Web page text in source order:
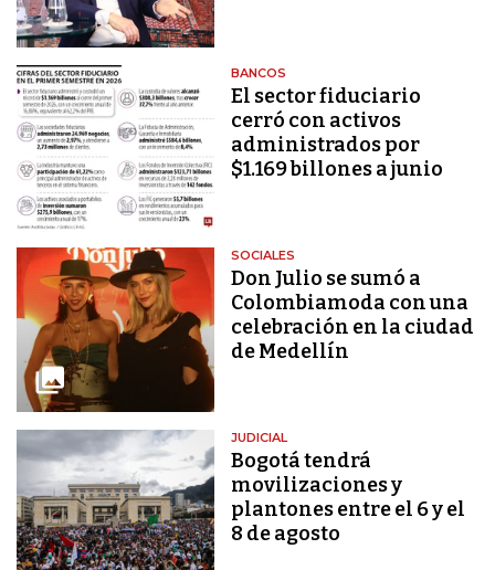
BANCOS
El sector fiduciario
cerró con activos
administrados por
$1.169 billones a junio
SOCIALES
Don Julio se sumó a
Colombiamoda con una
celebración en la ciudad
de Medellín
JUDICIAL
Bogotá tendrá
movilizaciones y
plantones entre el 6 y el
8 de agosto